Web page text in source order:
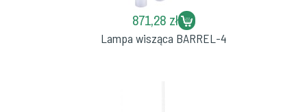
871,28 zł
Lampa wisząca BARREL-4